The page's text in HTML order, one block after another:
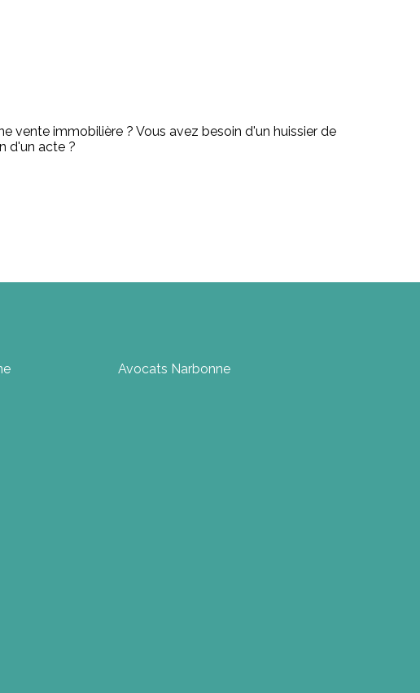
vente immobilière ? Vous avez besoin d'un huissier de
d'un acte ?
Avocats Narbonne